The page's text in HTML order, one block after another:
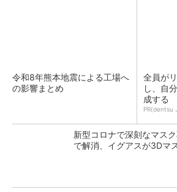
令和8年熊本地震による工場へ
の影響まとめ
全員が
し、自
成する
PR(dentsu
新型コロナで深刻なマス
で解消、イグアスが3Dマ